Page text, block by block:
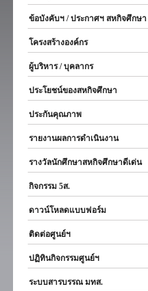
ข้อบังคับฯ / ประกาศฯ สหกิจศึกษา
โครงสร้างองค์กร
ผู้บริหาร / บุคลากร
ประโยชน์ของสหกิจศึกษา
ประกันคุณภาพ
รายงานผลการดำเนินงาน
รางวัลนักศึกษาสหกิจศึกษาดีเด่น
กิจกรรม 5ส.
ดาวน์โหลดแบบฟอร์ม
ติดต่อศูนย์ฯ
ปฏิทินกิจกรรมศูนย์ฯ
ระบบสารบรรณ มทส.